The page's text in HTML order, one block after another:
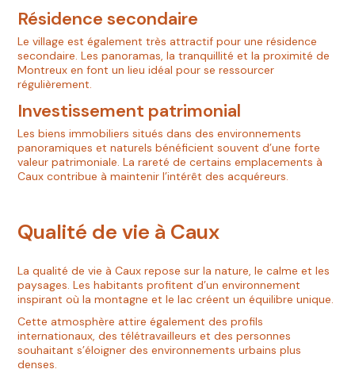
Résidence secondaire
Le village est également très attractif pour une résidence
secondaire. Les panoramas, la tranquillité et la proximité de
Montreux en font un lieu idéal pour se ressourcer
régulièrement.
Investissement patrimonial
Les biens immobiliers situés dans des environnements
panoramiques et naturels bénéficient souvent d’une forte
valeur patrimoniale. La rareté de certains emplacements à
Caux contribue à maintenir l’intérêt des acquéreurs.
Qualité de vie à Caux
La qualité de vie à Caux repose sur la nature, le calme et les
paysages. Les habitants profitent d’un environnement
inspirant où la montagne et le lac créent un équilibre unique.
Cette atmosphère attire également des profils
internationaux, des télétravailleurs et des personnes
souhaitant s’éloigner des environnements urbains plus
denses.